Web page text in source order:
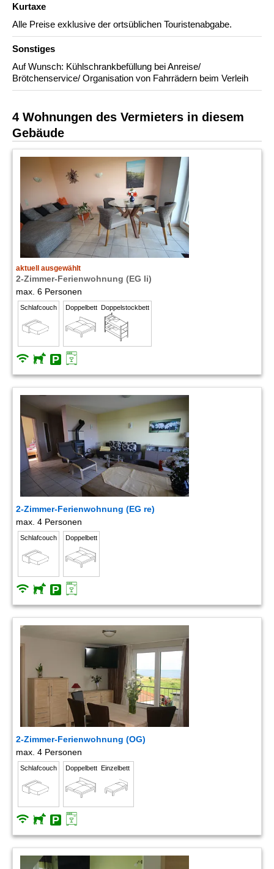
Kurtaxe
Alle Preise exklusive der ortsüblichen Touristenabgabe.
Sonstiges
Auf Wunsch: Kühlschrankbefüllung bei Anreise/
Brötchenservice/ Organisation von Fahrrädern beim Verleih
4 Wohnungen des Vermieters in diesem
Gebäude
aktuell ausgewählt
2-Zimmer-Ferienwohnung (EG li)
max. 6 Personen
Schlafcouch Doppelbett Doppelstockbett
2-Zimmer-Ferienwohnung (EG re)
max. 4 Personen
Schlafcouch Doppelbett
2-Zimmer-Ferienwohnung (OG)
max. 4 Personen
Schlafcouch Doppelbett Einzelbett